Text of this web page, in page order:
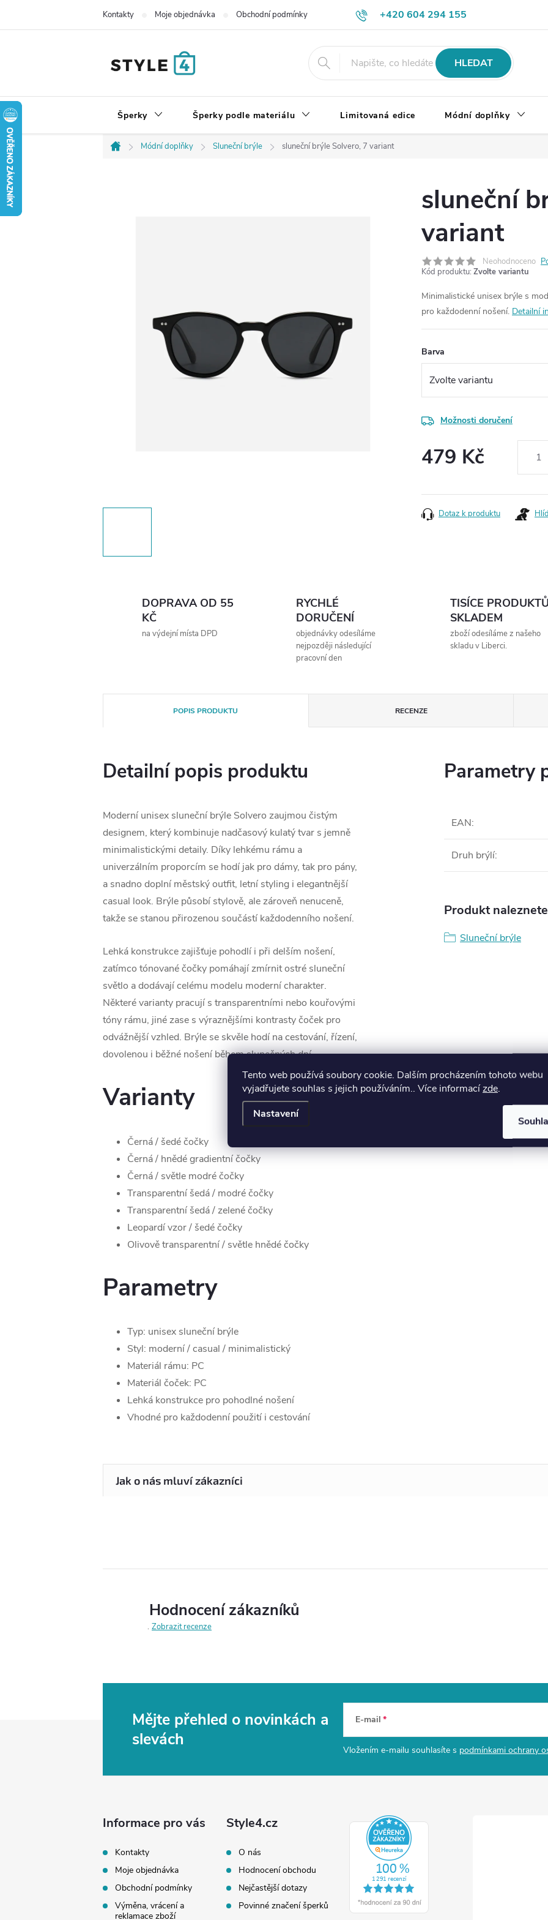
Tento web používá soubory cookie. Dalším procházením tohoto webu
vyjadřujete souhlas s jejich používáním.. Více informacízde.
Nastavení
+420 604 294 155
Kontakty Moje objednávka Obchodní podmínky Výměna, vrácení a reklamace zboží
HLEDAT
Šperky Šperky podle materiálu Limitovaná edice Módní doplňky
Domů
Módní doplňky Sluneční brýle sluneční brýle Solvero, 7 variant
sluneční
variant
Neohodnoceno
Kód produktu: Zvolte variantu
Minimalistické unisex brýle s
pro každodenní nošení. Detailní
Barva
Možnosti doručení
479 Kč
Dotaz k produktu
DOPRAVA OD 55
KČ
na výdejní místa DPD
RYCHLÉ
DORUČENÍ
objednávky odesíláme
nejpozději následující
pracovní den
TISÍCE
SKLADEM
zboží odesíláme z našeho
skladu v Liberci.
POPIS PRODUKTU RECENZE
Detailní popis produktu
Moderní unisex sluneční brýle Solvero zaujmou čistým
designem, který kombinuje nadčasový kulatý tvar s jemně
minimalistickými detaily. Díky lehkému rámu a
univerzálním proporcím se hodí jak pro dámy, tak pro pány,
a snadno doplní městský outfit, letní styling i elegantnější
casual look. Brýle působí stylově, ale zároveň nenuceně,
takže se stanou přirozenou součástí každodenního nošení.
Lehká konstrukce zajišťuje pohodlí i při delším nošení,
zatímco tónované čočky pomáhají zmírnit ostré sluneční
světlo a dodávají celému modelu moderní charakter.
Některé varianty pracují s transparentními nebo kouřovými
tóny rámu, jiné zase s výraznějšími kontrasty čoček pro
odvážnější vzhled. Brýle se skvěle hodí na cestování, řízení,
dovolenou i běžné nošení během slunečných dní.
Varianty
Černá / šedé čočky
Černá / hnědé gradientní čočky
Černá / světle modré čočky
Transparentní šedá / modré čočky
Transparentní šedá / zelené čočky
Leopardí vzor / šedé čočky
Olivově transparentní / světle hnědé čočky
Parametry
Typ: unisex sluneční brýle
Styl: moderní / casual / minimalistický
Materiál rámu: PC
Materiál čoček: PC
Lehká konstrukce pro pohodlné nošení
Vhodné pro každodenní použití i cestování
Parametry
EAN:
Druh brýlí:
Produkt
Sluneční brýle
Hodnocení zákazníků
Zobrazit recenze
Mějte přehled o novinkách a
slevách
E-mail
Vložením e-mailu souhlasíte s podmínkami ochrany
Informace pro vás
Kontakty
Moje objednávka
Obchodní podmínky
Výměna, vrácení a
reklamace zboží
Style4.cz
O nás
Hodnocení obchodu
Nejčastější dotazy
Povinné značení šperků